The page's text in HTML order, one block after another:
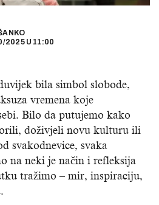
2025 U 11:00
bila simbol slobode,
vremena koje
Bilo da putujemo kako
doživjeli novu kulturu ili
svakodnevice, svaka
na neki je način i refleksija
tražimo – mir, inspiraciju,